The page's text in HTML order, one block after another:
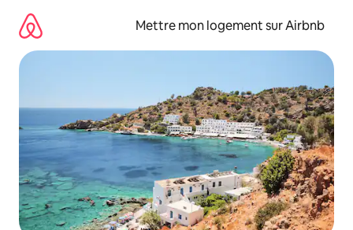
directement
contenu
Mettre mon logement sur Airbnb